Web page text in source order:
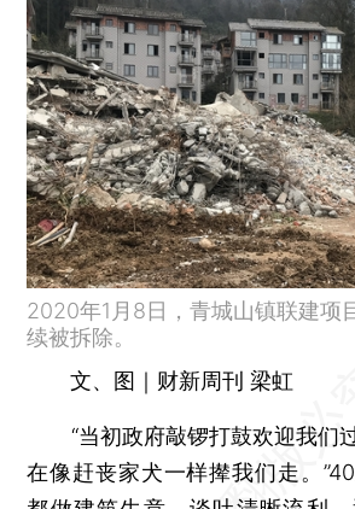
2020年1月8日，青城山镇联建项
续被拆除。
文、图｜财新周刊 梁虹
“当初政府敲锣打鼓欢迎我们
在像赶丧家犬一样撵我们走。